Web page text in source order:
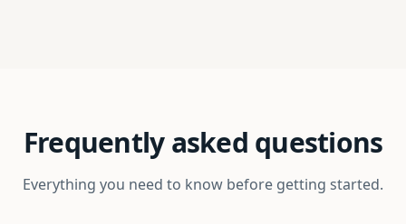
Frequently asked questions
Everything you need to know before getting started.